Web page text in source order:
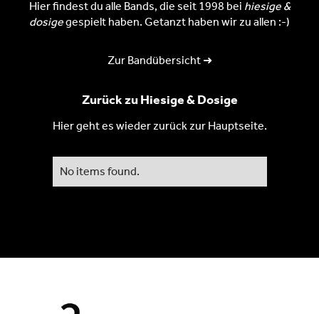
Hier findest du alle Bands, die seit 1998 bei hiesige &
dosigegespielt haben. Getanzt haben wir zu allen :-)
Zur Bandübersicht ➜
Zurück zu Hiesige & Dosige
Hier geht es wieder zurück zur Hauptseite.
No items found.